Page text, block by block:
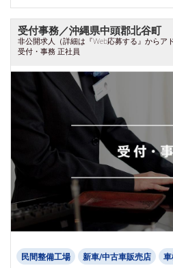
受付事務／沖縄県中頭郡北谷町
非公開求人（詳細は『Web応募する』からア
受付・事務 正社員
民間整備工場 新車/中古車販売店